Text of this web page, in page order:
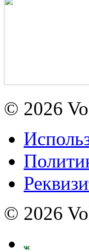
© 2026
© 2026